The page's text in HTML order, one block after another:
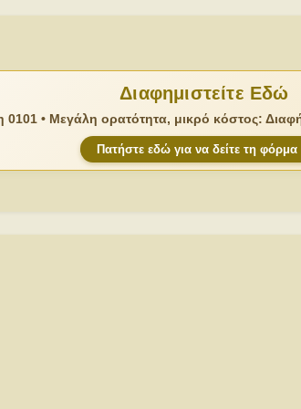
Διαφημιστείτε Εδώ
0101 • Μεγάλη ορατότητα, μικρό κόστος:
Πατήστε εδώ για να δείτε τη